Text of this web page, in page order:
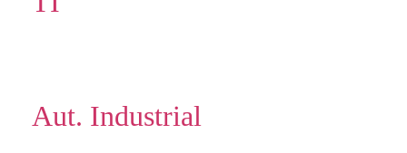
Aut. Industrial